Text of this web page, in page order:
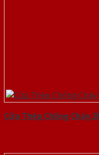
Cửa Thép Chống Cháy